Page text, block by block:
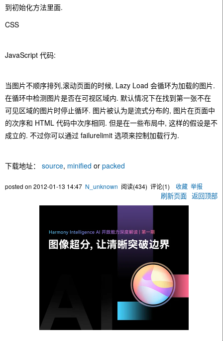
到初始化方法里面.
CSS
JavaScript 代码:
当图片不顺序排列,滚动页面的时候, Lazy Load 会循环为加载的图片.
在循环中检测图片是否在可视区域内. 默认情况下在找到第一张不在
可见区域的图片时停止循环. 图片被认为是流式分布的, 图片在页面中
的次序和 HTML 代码中次序相同. 但是在一些布局中, 这样的假设是不
成立的. 不过你可以通过 failurelimit 选项来控制加载行为.
下载地址： source, minified or packed
posted on 2012-01-13 14:47 N_unknown 阅读(434) 评论(1) 收藏 举报
刷新页面 返回顶部